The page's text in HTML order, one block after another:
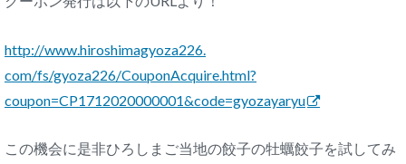
http://www.hiroshimagyoza226.
com/fs/gyoza226/CouponAcquire.html?
coupon=CP1712020000001&code=gyozayaryu
この機会に是非ひろしまご当地の餃子の牡蠣餃子を試してみ